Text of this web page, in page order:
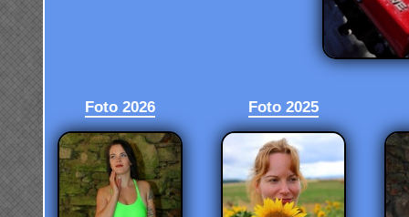
Foto 2026 Foto 2025